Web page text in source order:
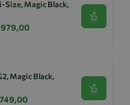
Size, Magic Black,
979,00
Se
Magic Black,
Se